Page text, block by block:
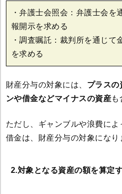
・弁護士会照会：弁護士会を
報開示を求める
・調査嘱託：裁判所を通じて
を求める
財産分与の対象には、 プラスの
ンや借金などマイナスの資産も
ただし、ギャンブルや浪費に
借金は、財産分与の対象になり
2.対象となる資産の額を算定